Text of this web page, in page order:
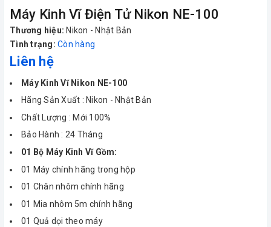
Máy Kinh Vĩ Điện Tử Nikon NE-100
Thương hiệu: Nikon - Nhật Bản
Tình trạng: Còn hàng
Liên hệ
Máy Kinh Vĩ Nikon NE-100
Hãng Sản Xuất : Nikon - Nhật Bản
Chất Lượng : Mới 100%
Bảo Hành : 24 Tháng
01 Bộ Máy Kinh Vĩ Gồm:
01 Máy chính hãng trong hộp
01 Chân nhôm chính hãng
01 Mia nhôm 5m chính hãng
01 Quả dọi theo máy